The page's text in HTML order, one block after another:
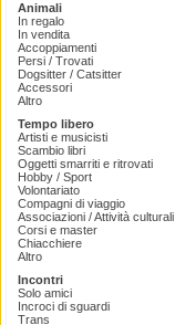
Animali
In regalo
In vendita
Accoppiamenti
Persi / Trovati
Dogsitter / Catsitter
Accessori
Altro
Tempo libero
Artisti e musicisti
Scambio libri
Oggetti smarriti e ritrovati
Hobby / Sport
Volontariato
Compagni di viaggio
Associazioni / Attività culturali
Corsi e master
Chiacchiere
Altro
Incontri
Solo amici
Incroci di sguardi
Trans